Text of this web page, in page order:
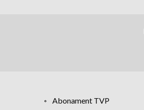
Abonament TVP